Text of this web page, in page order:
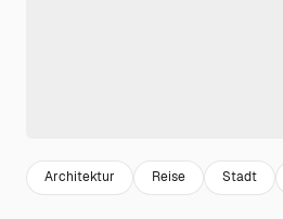
Architektur Reise Stadt